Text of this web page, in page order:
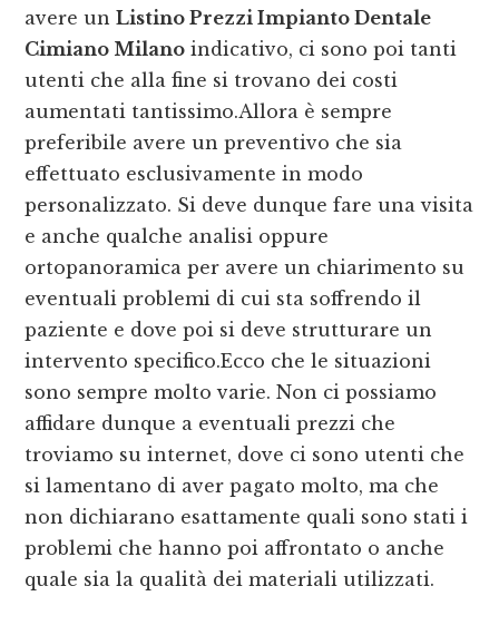
avere unListino Prezzi Impianto Dentale
Cimiano Milano indicativo, ci sono poi tanti
utenti che alla fine si trovano dei costi
aumentati tantissimo.Allora è sempre
preferibile avere un preventivo che sia
effettuato esclusivamente in modo
personalizzato. Si deve dunque fare una visita
e anche qualche analisi oppure
ortopanoramica per avere un chiarimento su
eventuali problemi di cui sta soffrendo il
paziente e dove poi si deve strutturare un
intervento specifico.Ecco che le situazioni
sono sempre molto varie. Non ci possiamo
affidare dunque a eventuali prezzi che
troviamo su internet, dove ci sono utenti che
si lamentano di aver pagato molto, ma che
non dichiarano esattamente quali sono stati i
problemi che hanno poi affrontato o anche
quale sia la qualità dei materiali utilizzati.